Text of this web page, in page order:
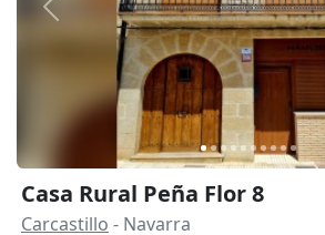
Anterior
Casa Rural Peña Flor 8
Carcastillo - Navarra